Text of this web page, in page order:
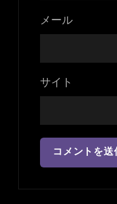
メール
サイト